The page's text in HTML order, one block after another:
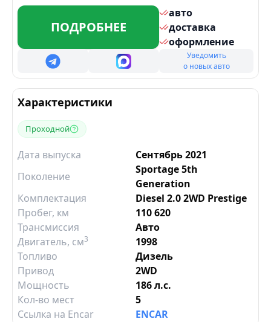
ПОДРОБНЕЕ
авто
доставка
оформление
Уведомить
о новых авто
Характеристики
Проходной
Дата выпуска
Сентябрь 2021
Поколение
Sportage 5th
Generation
Комплектация
Diesel 2.0 2WD Prestige
Пробег, км
110 620
Трансмиссия
Авто
Двигатель, см3
1998
Топливо
Дизель
Привод
2WD
Мощность
186 л.с.
Кол-во мест
5
Ссылка на Encar
ENCAR